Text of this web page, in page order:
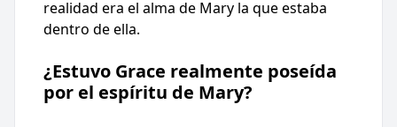
realidad era el alma de Mary la que estaba
dentro de ella.
¿Estuvo Grace realmente poseída
por el espíritu de Mary?